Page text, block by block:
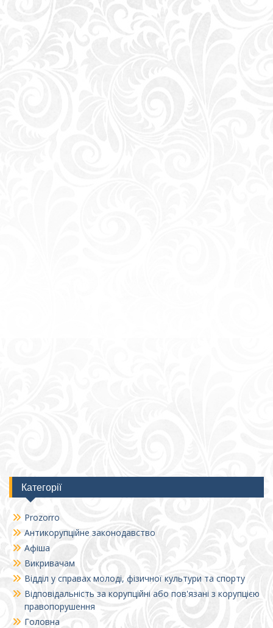
Категорії
Prozorro
Антикорупційне законодавство
Афіша
Викривачам
Відділ у справах молоді, фізичної культури та спорту
Відповідальність за корупційні або пов'язані з корупцією
правопорушення
Головна